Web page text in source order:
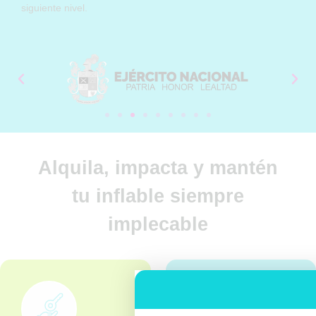
siguiente nivel.
Alquila, impacta y mantén
tu inflable siempre
implecable